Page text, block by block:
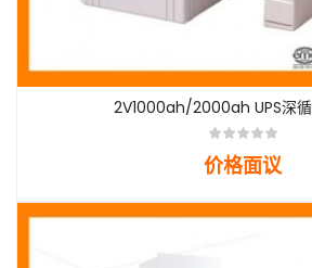
2V1000ah/2000ah UPS深
价格面议